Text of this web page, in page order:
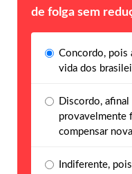
de folga sem
Concordo, pois
vida dos
Discordo,
provavelmente
compensar
Indiferente,